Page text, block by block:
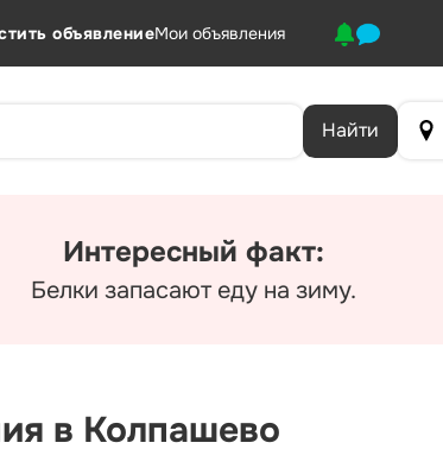
объявлениеМои объявления
Найти
Интересный факт:
Белки запасают еду на зиму.
в Колпашево